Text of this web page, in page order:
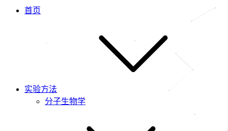
首页
实验方法
分子生物学